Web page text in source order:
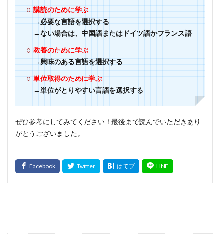
講読のために学ぶ
→必要な言語を選択する
→ない場合は、中国語またはドイツ語かフランス語
教養のために学ぶ
→興味のある言語を選択する
単位取得のために学ぶ
→単位がとりやすい言語を選択する
ぜひ参考にしてみてください！最後まで読んでいただきあり
がとうございました。